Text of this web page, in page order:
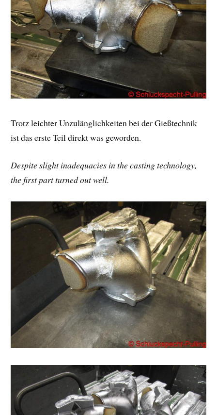
Trotz leichter Unzulänglichkeiten bei der Gießtechnik
ist das erste Teil direkt was geworden.
Despite slight inadequacies in the casting technology,
the first part turned out well.